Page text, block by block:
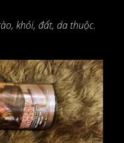
khói, đất, da thuộc.